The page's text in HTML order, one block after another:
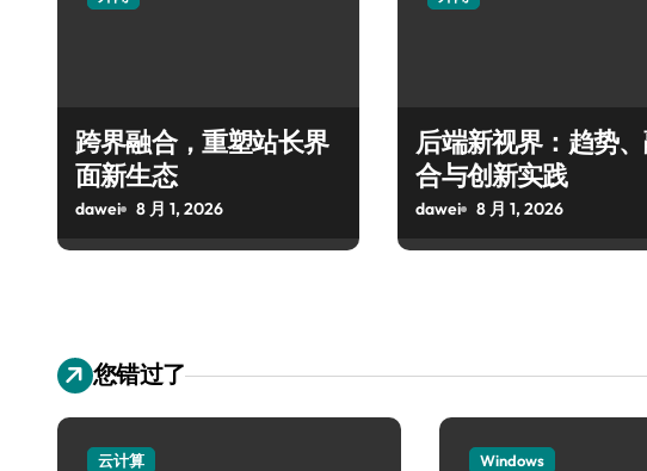
跨界融合，重塑站长界
面新生态
dawei 8 月 1, 2026
后端新视界：趋势
合与创新实践
dawei 8 月 1, 2026
您错过了
云计算 Windows